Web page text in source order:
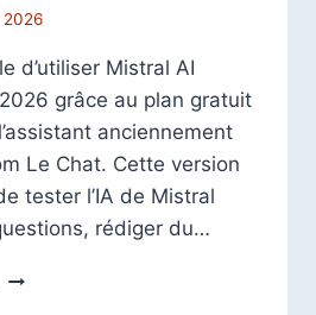
2026
d’utiliser Mistral AI
grâce au plan gratuit
anciennement
Le Chat. Cette version
tester l’IA de Mistral
rédiger du…
MISTRAL